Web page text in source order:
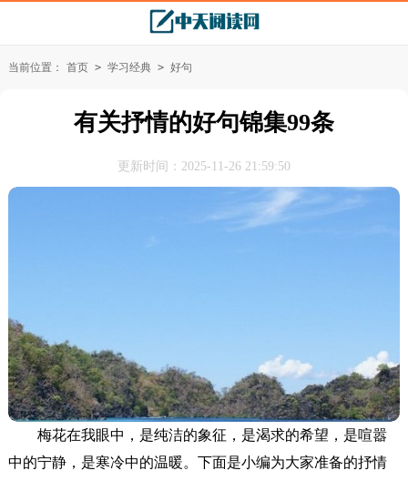
当前位置： 首页 > 学习经典 > 好句
有关抒情的好句锦集99条
更新时间：2025-11-26 21:59:50
梅花在我眼中，是纯洁的象征，是渴求的希望，是喧嚣
中的宁静，是寒冷中的温暖。下面是小编为大家准备的抒情